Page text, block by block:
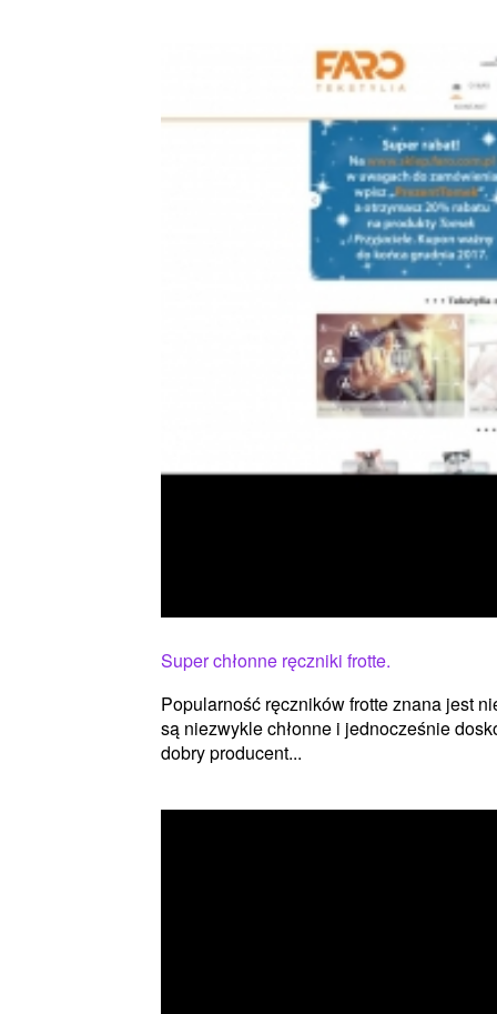
Super chłonne ręczniki frotte.
Popularność ręczników frotte znana jest
są niezwykle chłonne i jednocześnie
dobry producent...